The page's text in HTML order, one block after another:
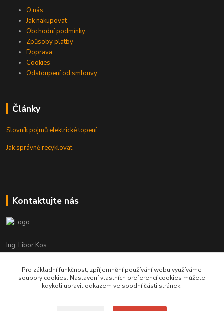
O nás
Jak nakupovat
Obchodní podmínky
Způsoby platby
Doprava
Cookies
Odstoupení od smlouvy
Články
Slovník pojmů elektrické topení
Jak správně recyklovat
Kontaktujte nás
Ing. Libor Kos
+420 601 555 225
(Po-Pá: 8-17:00 hod.)
info@infrasystemy.cz
Pro základní funkčnost, zpříjemnění používání webu využíváme
soubory cookies. Nastavení vlastních preferencí cookies můžete
kdykoli upravit odkazem ve spodní části stránek.